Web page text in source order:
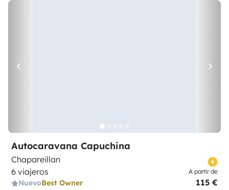
Autocaravana Capuchina
Chapareillan
6 viajeros
NuevoBest Owner
A partir de
115 €